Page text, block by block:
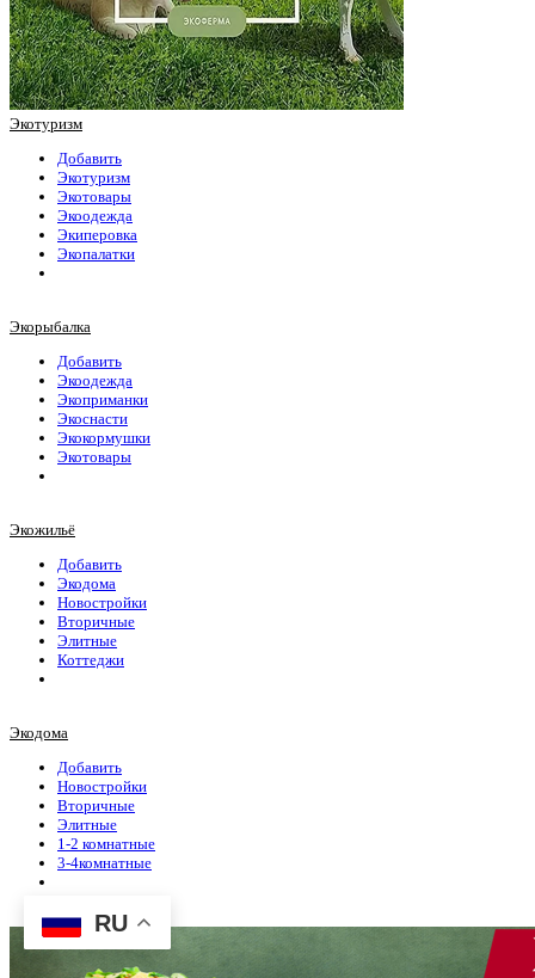
RU
Экотуризм
Добавить
Экотуризм
Экотовары
Экоодежда
Экиперовка
Экопалатки
Экорыбалка
Добавить
Экоодежда
Экоприманки
Экоснасти
Экокормушки
Экотовары
Экожильё
Добавить
Экодома
Новостройки
Вторичные
Элитные
Коттеджи
Экодома
Добавить
Новостройки
Вторичные
Элитные
1-2 комнатные
3-4комнатные